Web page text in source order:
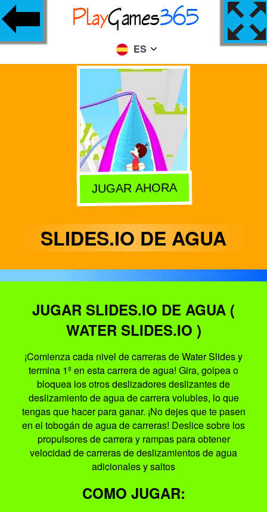
ES
JUGAR AHORA
SLIDES.IO DE AGUA
JUGAR SLIDES.IO DE AGUA (
WATER SLIDES.IO )
¡Comienza cada nivel de carreras de Water Slides y
termina 1º en esta carrera de agua! Gira, golpea o
bloquea los otros deslizadores deslizantes de
deslizamiento de agua de carrera volubles, lo que
tengas que hacer para ganar. ¡No dejes que te pasen
en el tobogán de agua de carreras! Deslice sobre los
propulsores de carrera y rampas para obtener
velocidad de carreras de deslizamientos de agua
adicionales y saltos
COMO JUGAR: